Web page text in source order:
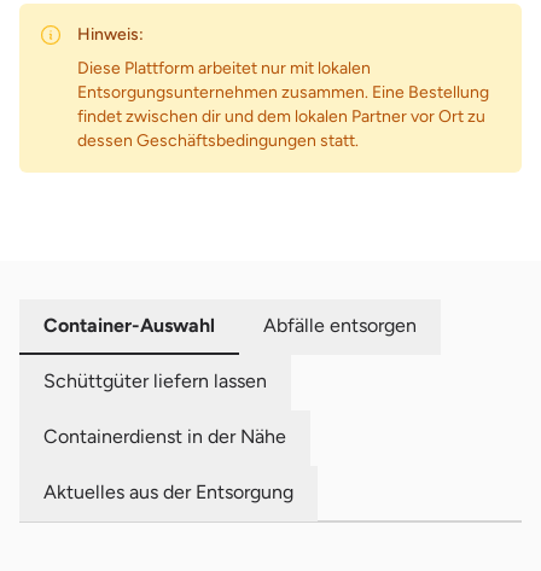
Hinweis:
Diese Plattform arbeitet nur mit lokalen
Entsorgungsunternehmen zusammen. Eine Bestellung
findet zwischen dir und dem lokalen Partner vor Ort zu
dessen Geschäftsbedingungen statt.
Container-Auswahl Abfälle entsorgen
Schüttgüter liefern lassen
Containerdienst in der Nähe
Aktuelles aus der Entsorgung